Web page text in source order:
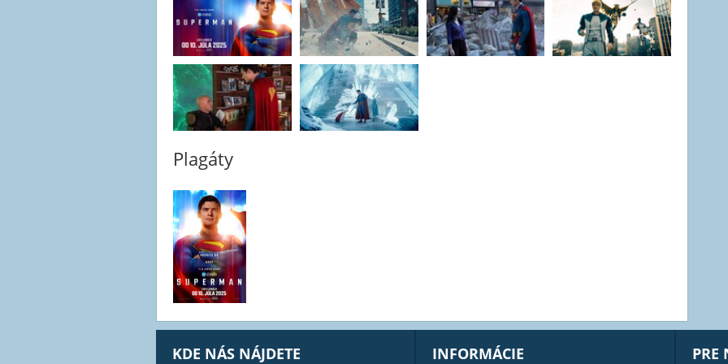
Plagáty
KDE NÁS NÁJDETE INFORMÁCIE PRE